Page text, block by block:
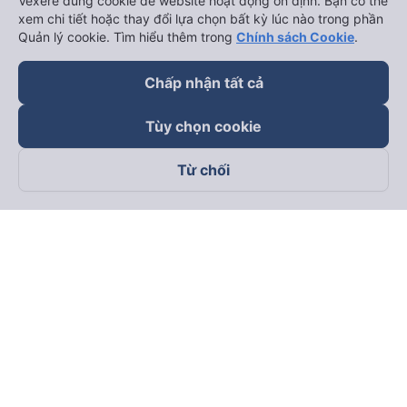
Theo dõi chúng tôi trên
xem chi tiết hoặc thay đổi lựa chọn bất kỳ lúc nào trong phần
Quản lý cookie. Tìm hiểu thêm trong Chính sách Cookie.
Chấp nhận tất cả
Tùy chọn cookie
Từ chối